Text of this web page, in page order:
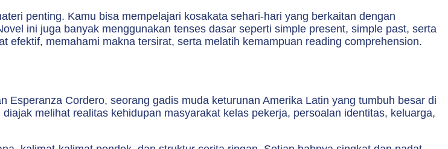
penting. Kamu bisa mempelajari kosakata sehari-hari yang berkaitan dengan
ini juga banyak menggunakan tenses dasar seperti simple present, simple past, serta
memahami makna tersirat, serta melatih kemampuan reading comprehension.
Cordero, seorang gadis muda keturunan Amerika Latin yang tumbuh besar di
melihat realitas kehidupan masyarakat kelas pekerja, persoalan identitas, keluarga,